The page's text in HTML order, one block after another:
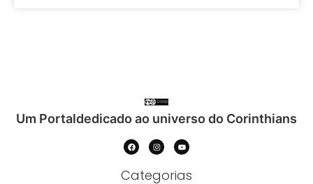
Um Portaldedicado ao universo do Corinthians
Categorias